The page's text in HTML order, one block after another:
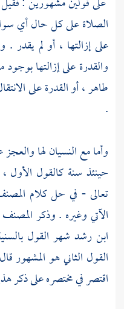
الصلاة على كل حال أي
على إزالتها ، أو لم يقدر
والقدرة على إزالتها
طاهر ، أو القدرة على
.
وأما مع النسيان لها
حينئذ سنة كالقول الأول
تعالى - في حل كلام
الآتي وغيره . وذكرالمصنف
ابن رشد شهر القول
القول الثاني هو
اقتصر في مختصره على ذكر